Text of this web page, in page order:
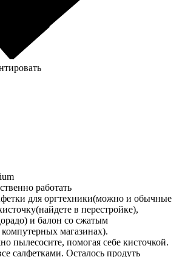
работать
для оргтехники(можно и обычные
в перестройке),
и балон со сжатым
магазинах).
пылесосите, помогая себе кисточкой.
салфетками. Осталось продуть